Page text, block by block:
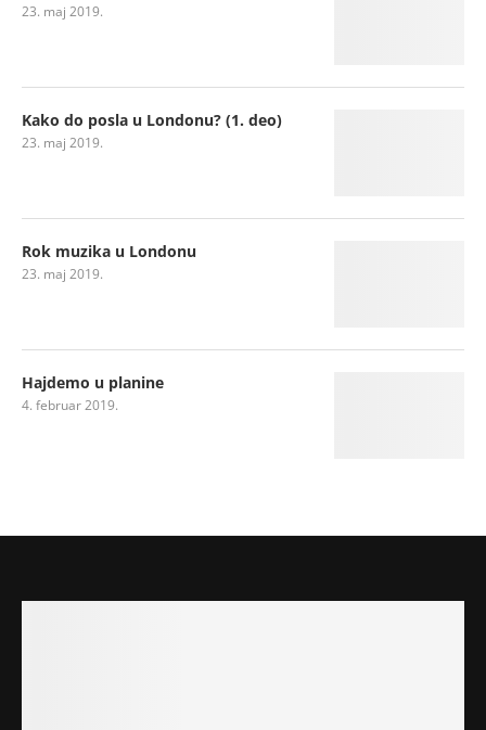
23. maj 2019.
Kako do posla u Londonu? (1. deo)
23. maj 2019.
Rok muzika u Londonu
23. maj 2019.
Hajdemo u planine
4. februar 2019.